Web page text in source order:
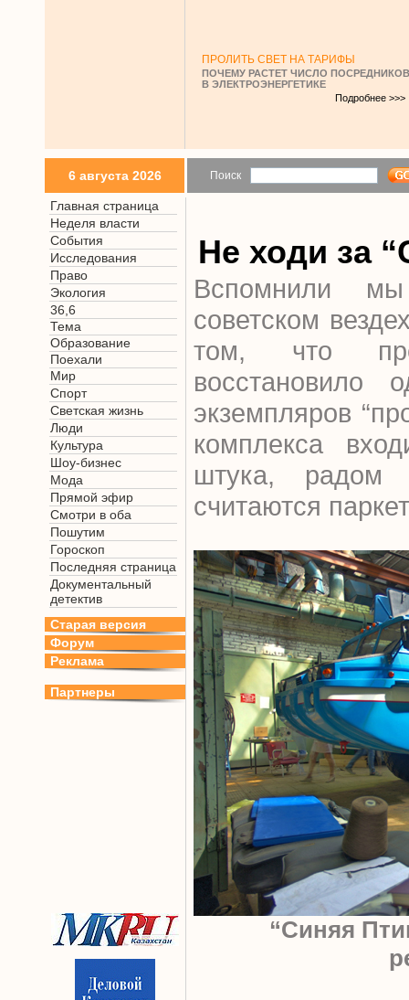
ПРОЛИТЬ СВЕТ НА ТАРИФЫ
ПОЧЕМУ РАСТЕТ ЧИСЛО ПОСРЕДНИКОВ
В ЭЛЕКТРОЭНЕРГЕТИКЕ
Подробнее >>>
6 августа 2026 Поиск
Главная страница
Неделя власти
События
Исследования
Право
Экология
36,6
Тема
Образование
Поехали
Мир
Спорт
Светская жизнь
Люди
Культура
Шоу-бизнес
Мода
Прямой эфир
Смотри в оба
Пошутим
Гороскоп
Последняя страница
Документальный
детектив
Старая версия
Форум
Реклама
Партнеры
Не ходи за
Вспомнили
советском
том, что
экземпляров
комплекса
штука, радом
считаются
“Синяя